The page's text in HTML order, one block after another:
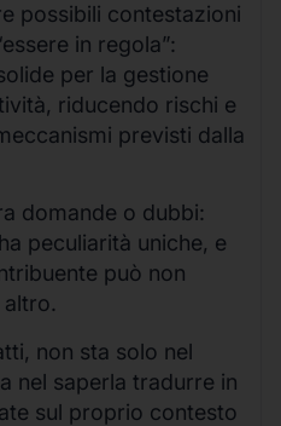
possibili contestazioni
in regola”:
per la gestione
riducendo rischi e
previsti dalla
domande o dubbi:
peculiarità uniche, e
può non
non sta solo nel
nel saperla tradurre in
sul proprio contesto